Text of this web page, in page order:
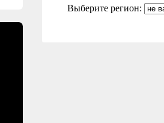
Выберите регион: